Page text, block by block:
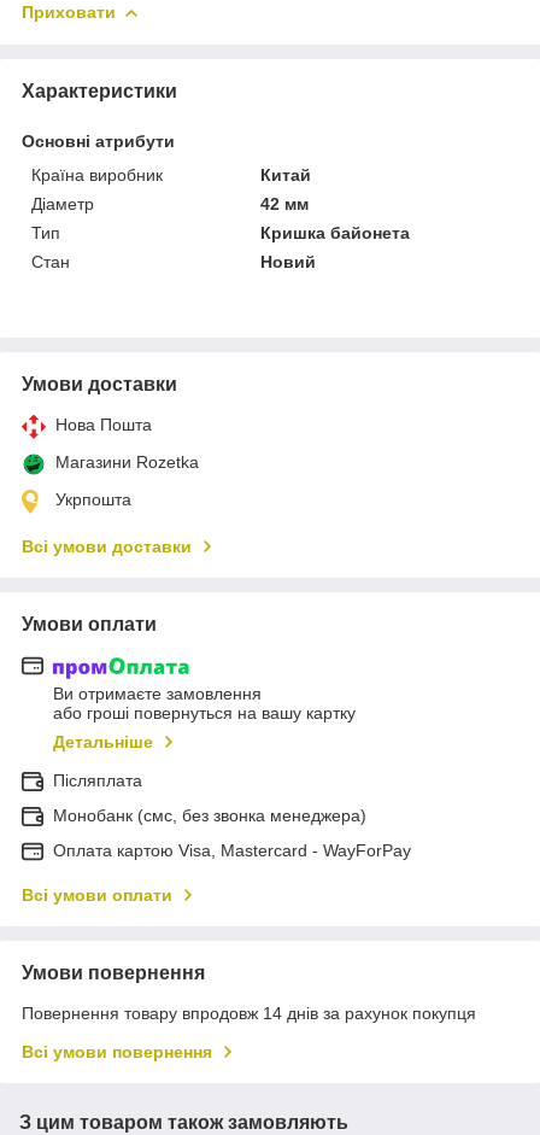
Приховати
Характеристики
Основні атрибути
Країна виробник
Китай
Діаметр
42 мм
Тип
Кришка байонета
Стан
Новий
Умови доставки
Нова Пошта
Магазини Rozetka
Укрпошта
Всі умови доставки
Умови оплати
Ви отримаєте замовлення
або гроші повернуться на вашу картку
Детальніше
Післяплата
Монобанк (смс, без звонка менеджера)
Оплата картою Visa, Mastercard - WayForPay
Всі умови оплати
Умови повернення
Повернення товару впродовж 14 днів за рахунок покупця
Всі умови повернення
З цим товаром також замовляють